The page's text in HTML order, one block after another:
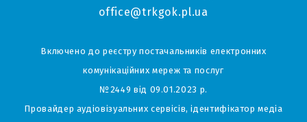
office@trkgok.pl.ua
Включено до реєстру постачальників електронних
комунікаційних мереж та послуг
№2449 від 09.01.2023 р.
Провайдер аудіовізуальних сервісів, ідентифікатор медіа